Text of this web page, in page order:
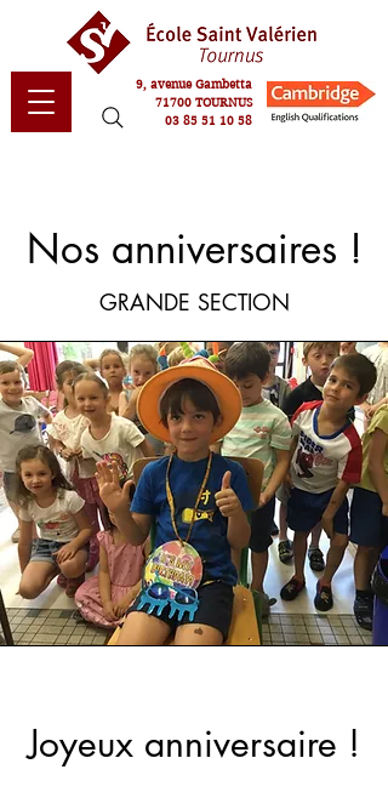
9, avenue Gambetta
71700 TOURNUS
03 85 51 10 58
Nos anniversaires !
GRANDE SECTION
Joyeux anniversaire !